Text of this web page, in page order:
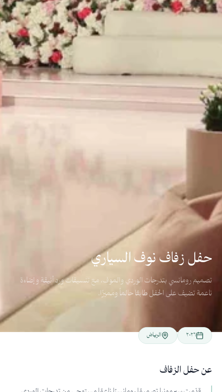
حفل زفاف نوف السياري
تصميم رومانسي بتدرجات الوردي والموف، مع تنسيقات ورد أنيقة وإضاءة
ناعمة تضيف على الحفل طابعًا حالماً ومميزًا.
٢٠٢٦ الرياض
عن حفل الزفاف